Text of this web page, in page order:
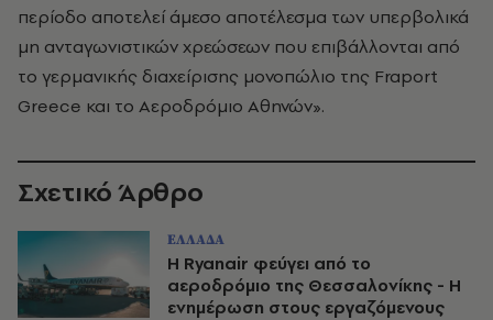
περίοδο αποτελεί άμεσο αποτέλεσμα των υπερβολικά
μη ανταγωνιστικών χρεώσεων που επιβάλλονται από
το γερμανικής διαχείρισης μονοπώλιο της Fraport
Greece και το Αεροδρόμιο Αθηνών».
Σχετικό Άρθρο
ΕΛΛΑΔΑ
H Ryanair φεύγει από το
αεροδρόμιο της Θεσσαλονίκης - Η
ενημέρωση στους εργαζόμενους